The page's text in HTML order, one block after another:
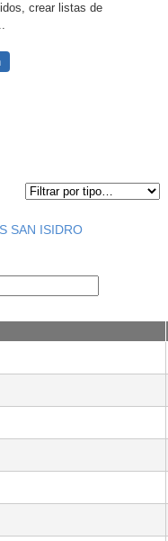
crear listas de
SAN ISIDRO